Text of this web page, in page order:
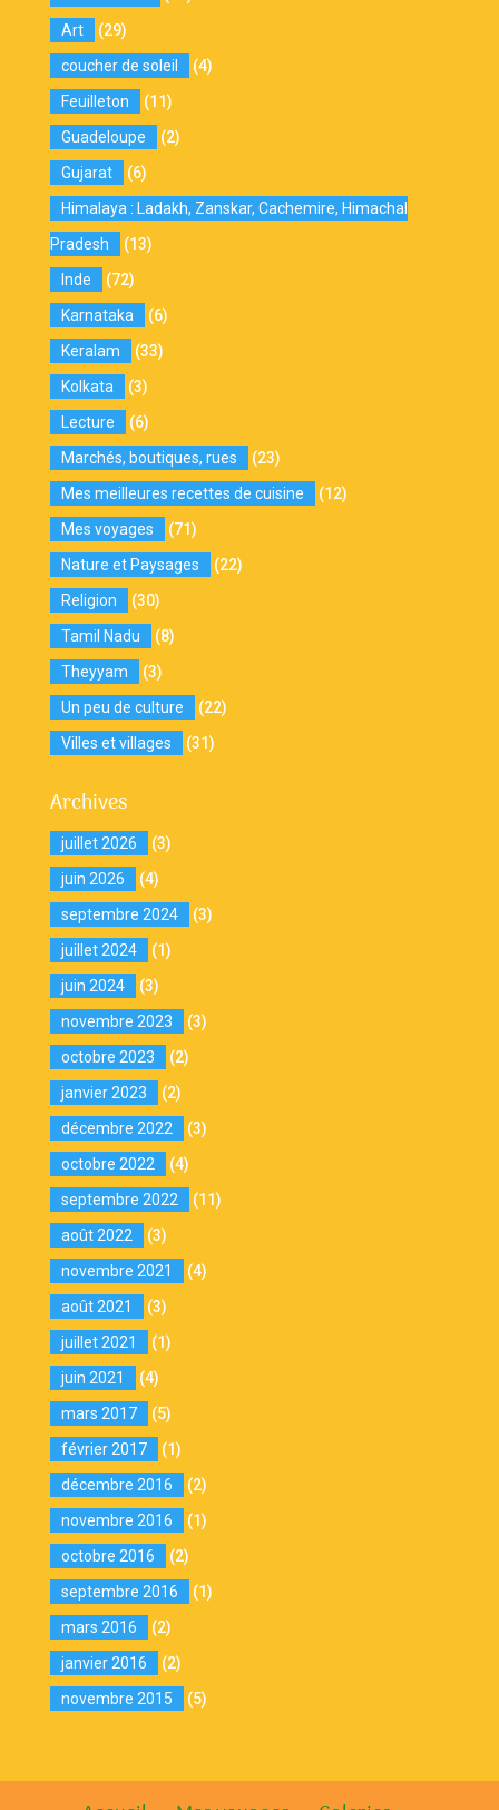
Art
(29)
coucher de soleil
(4)
Feuilleton
(11)
Guadeloupe
(2)
Gujarat
(6)
Himalaya : Ladakh, Zanskar, Cachemire, Himachal
Pradesh
(13)
Inde
(72)
Karnataka
(6)
Keralam
(33)
Kolkata
(3)
Lecture
(6)
Marchés, boutiques, rues
(23)
Mes meilleures recettes de cuisine
(12)
Mes voyages
(71)
Nature et Paysages
(22)
Religion
(30)
Tamil Nadu
(8)
Theyyam
(3)
Un peu de culture
(22)
Villes et villages
(31)
Archives
juillet 2026
(3)
juin 2026
(4)
septembre 2024
(3)
juillet 2024
(1)
juin 2024
(3)
novembre 2023
(3)
octobre 2023
(2)
janvier 2023
(2)
décembre 2022
(3)
octobre 2022
(4)
septembre 2022
(11)
août 2022
(3)
novembre 2021
(4)
août 2021
(3)
juillet 2021
(1)
juin 2021
(4)
mars 2017
(5)
février 2017
(1)
décembre 2016
(2)
novembre 2016
(1)
octobre 2016
(2)
septembre 2016
(1)
mars 2016
(2)
janvier 2016
(2)
novembre 2015
(5)